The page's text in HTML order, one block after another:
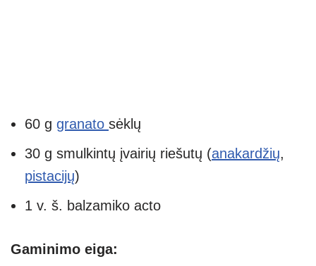
60 g granato sėklų
30 g smulkintų įvairių riešutų (anakardžių,
pistacijų)
1 v. š. balzamiko acto
Gaminimo eiga: